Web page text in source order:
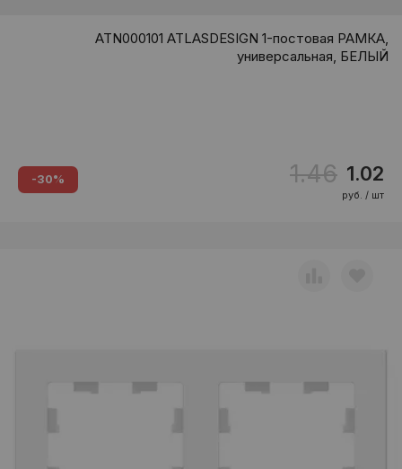
ATN000101 ATLASDESIGN 1-постовая РАМКА,
универсальная, БЕЛЫЙ
-30% 1.46 1.02
руб. / шт